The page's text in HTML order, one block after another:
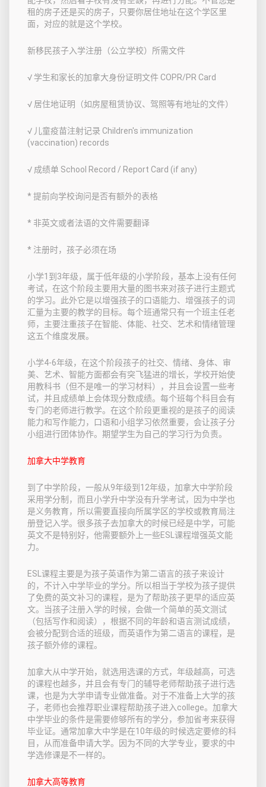
租的房子还是买的房子，只要你居住地址在这个学区里
面，对应的就是这个学校。
新移民孩子入学注册（公立学校）所需文件
√ 学生和家长的加拿大身份证明文件 COPR/PR Card
√ 居住地证明（如房屋租赁协议、驾照等有地址的文件）
√ 儿童疫苗注射记录 Children's immunization
(vaccination) records
√ 成绩单 School Record / Report Card (if any)
* 提前向学校询问是否有额外的表格
* 非英文或者法语的文件需要翻译
* 注册时，孩子必须在场
小学1到3年级，属于低年级的小学阶段，基本上没有任何
考试，在这个阶段主要用大量的图书来对孩子进行主题式
的学习。此外它是以增强孩子的口语能力、增强孩子的词
汇量为主要的教学的目标。每个班通常只有一个班主任老
师，主要注重孩子在智能、体能、社交、艺术和情绪管理
这五个维度发展。
小学4-6年级，在这个阶段孩子的社交、情绪、身体、审
美、艺术、智能方面都会有突飞猛进的增长，学校开始使
用教科书（但不是唯一的学习材料），并且会设置一些考
试，并且成绩单上会体现分数成绩。每个班每个科目会有
专门的老师进行教学。在这个阶段更重视的是孩子的阅读
能力和写作能力，口语和小组学习依然重要，会让孩子分
小组进行团体协作。期望学生为自己的学习行为负责。
加拿大中学教育
到了中学阶段，一般从9年级到12年级，加拿大中学阶段
采用学分制，而且小学升中学没有升学考试，因为中学也
是义务教育，所以需要直接向所属学区的学校或教育局注
册登记入学。很多孩子去加拿大的时候已经是中学，可能
英文不是特别好，他需要额外上一些ESL课程增强英文能
力。
ESL课程主要是为孩子英语作为第二语言的孩子来设计
的，不计入中学毕业的学分。所以相当于学校为孩子提供
了免费的英文补习的课程，是为了帮助孩子更早的适应英
文。当孩子注册入学的时候，会做一个简单的英文测试
（包括写作和阅读），根据不同的年龄和语言测试成绩，
会被分配到合适的班级，而英语作为第二语言的课程，是
孩子额外修的课程。
加拿大从中学开始，就选用选课的方式，年级越高，可选
的课程也越多，并且会有专门的辅导老师帮助孩子进行选
课，也是为大学申请专业做准备。对于不准备上大学的孩
子，老师也会推荐职业课程帮助孩子进入college。加拿大
中学毕业的条件是需要修够所有的学分，参加省考来获得
毕业证。通常加拿大中学是在10年级的时候选定要修的科
目，从而准备申请大学。因为不同的大学专业，要求的中
学选修课是不一样的。
加拿大高等教育